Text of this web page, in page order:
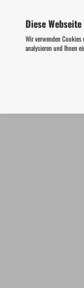
Diese
Wir verwenden
analysieren und Ihnen